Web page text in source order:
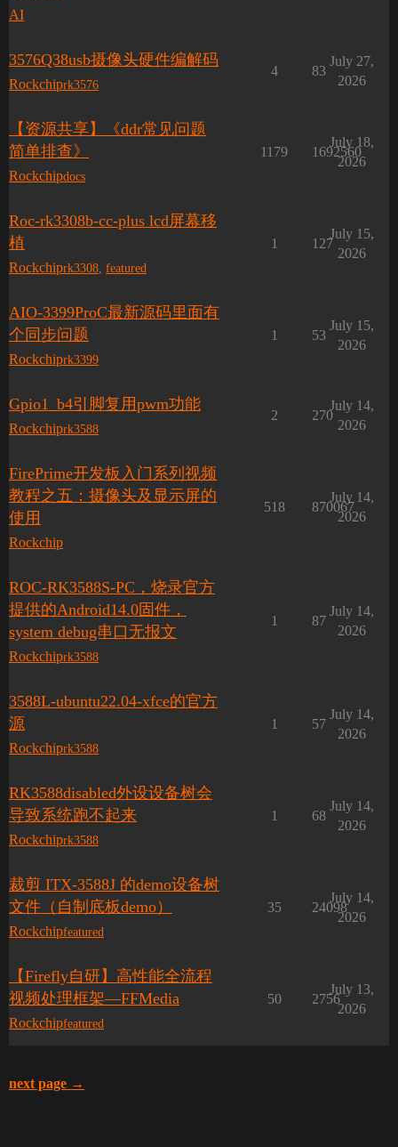
AI
3576Q38usb摄像头硬件编解码
Rockchiprk3576
4 83
July 27,
2026
【资源共享】《ddr常见问题
简单排查》
Rockchipdocs
1179 1692560
July 18,
2026
Roc-rk3308b-cc-plus lcd屏幕移
植
Rockchiprk3308 featured
1 127
July 15,
2026
AIO-3399ProC最新源码里面有
个同步问题
Rockchiprk3399
1 53
July 15,
2026
Gpio1_b4引脚复用pwm功能
Rockchiprk3588
2 270
July 14,
2026
FirePrime开发板入门系列视频
教程之五：摄像头及显示屏的
使用
Rockchip
518 870067
July 14,
2026
ROC-RK3588S-PC，烧录官方
提供的Android14.0固件，
system debug串口无报文
Rockchiprk3588
1 87
July 14,
2026
3588L-ubuntu22.04-xfce的官方
源
Rockchiprk3588
1 57
July 14,
2026
RK3588disabled外设设备树会
导致系统跑不起来
Rockchiprk3588
1 68
July 14,
2026
裁剪 ITX-3588J 的demo设备树
文件（自制底板demo）
Rockchipfeatured
35 24098
July 14,
2026
【Firefly自研】高性能全流程
视频处理框架—FFMedia
Rockchipfeatured
50 2756
July 13,
2026
next page →